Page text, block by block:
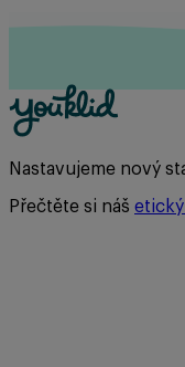
Nastavujeme nový
Přečtěte si náš